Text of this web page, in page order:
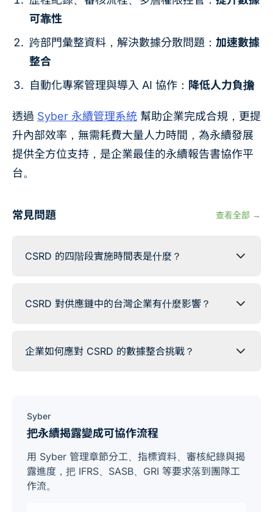
可靠性
跨部門彙整資料，解決數據分散問題： 加速數據
整合
自動化專案管理與導入 AI 協作： 降低人力負擔
透過 Syber 永續管理系統 幫助企業完成合規，更提
升內部效率，無需耗費大量人力時間，為永續發展
提供全方位支持，是企業最佳的永續報告書協作平
台。
常見問題 查看全部 →
CSRD 的四階段實施時間表是什麼？
CSRD 對供應鏈中的台灣企業有什麼影響？
企業如何應對 CSRD 的數據整合挑戰？
Syber
把永續揭露變成可協作流程
用 Syber 管理章節分工、指標資料、審核紀錄與揭
露進度，把 IFRS、SASB、GRI 等要求落到團隊工
作流。